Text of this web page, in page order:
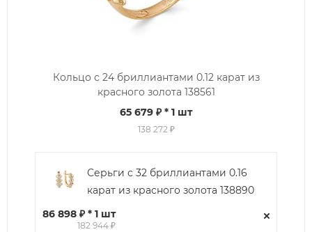
Кольцо с 24 бриллиантами 0.12 карат из
красного золота 138561
65 679 ₽ * 1 шт
138 272 ₽
Серьги с 32 бриллиантами 0.16
карат из красного золота 138890
86 898 ₽ * 1 шт
182 944 ₽